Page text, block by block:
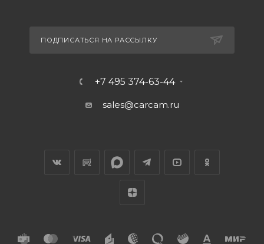
ПОДПИСАТЬСЯ НА РАССЫЛКУ
+7 495 374-63-44
sales@carcam.ru